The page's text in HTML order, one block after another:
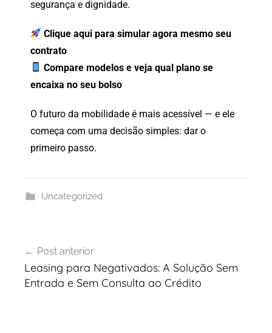
segurança e dignidade.
Cliqueaquiparasimularagoramesmoseu
contrato
Comparemodelosevejaqualplanose
encaixa no seu bolso
O futuro da mobilidade é mais acessível — e ele
começa com uma decisão simples: daro
primeiro passo.
Uncategorized
Post anterior
Leasing para Negativados: A Solução Sem
Entrada e Sem Consulta ao Crédito